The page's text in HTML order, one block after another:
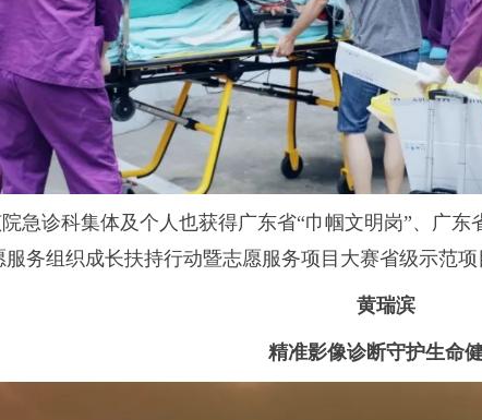
急诊科集体及个人也获得广东省“巾帼文明岗”、广
服务组织成长扶持行动暨志愿服务项目大赛省级示范项
黄瑞滨
精准影像诊断守护生命